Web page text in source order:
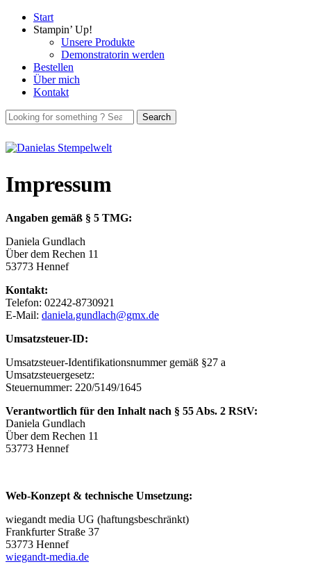
Start
Stampin’ Up!
Unsere Produkte
Demonstratorin werden
Bestellen
Über mich
Kontakt
Impressum
Angaben gemäß § 5 TMG:
Daniela Gundlach
Über dem Rechen 11
53773 Hennef
Kontakt:
Telefon: 02242-8730921
E-Mail: daniela.gundlach@gmx.de
Umsatzsteuer-ID:
Umsatzsteuer-Identifikationsnummer gemäß §27 a
Umsatzsteuergesetz:
Steuernummer: 220/5149/1645
Verantwortlich für den Inhalt nach § 55 Abs. 2 RStV:
Daniela Gundlach
Über dem Rechen 11
53773 Hennef
Web-Konzept & technische Umsetzung:
wiegandt media UG (haftungsbeschränkt)
Frankfurter Straße 37
53773 Hennef
wiegandt-media.de